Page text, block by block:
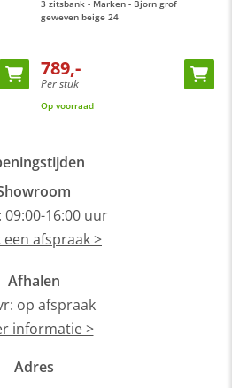
Oranje Furniture Care
categorie hoekbanken
prijsgarantie op al onze
kun je ook terecht in onze
Vianen, 10 autominuten van
3 zitsbank - Marken - Bjorn grof
geweven beige 24
789,-
Per stuk
Op voorraad
09:00-16:00 uur
een afspraak >
Afhalen
op afspraak
informatie >
Adres